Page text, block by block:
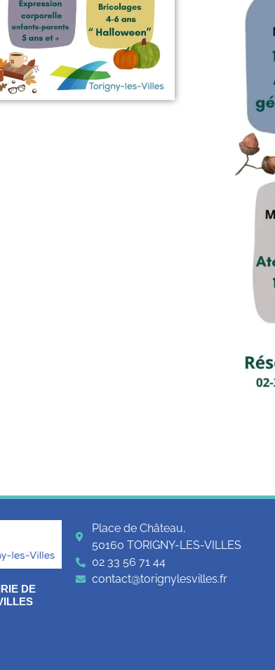
DE
Place de Château,
50160 TORIGNY-LES-VILLES
02 33 56 71 44
contact@torignylesvilles.fr